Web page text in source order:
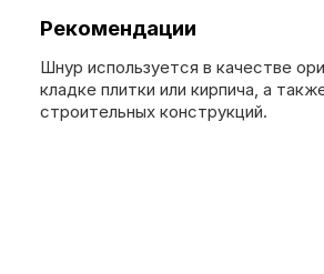
Рекомендации
Шнур используется в качестве
кладке плитки или кирпича, а
строительных конструкций.